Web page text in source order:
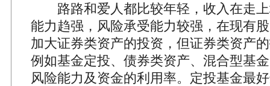
路路和爱人都比较年轻，收入在走上
能力趋强，风险承受能力较强，在现有
加大证券类资产的投资，但证券类资产
例如基金定投、债券类资产、混合型基
风险能力及资金的利用率。定投基金最